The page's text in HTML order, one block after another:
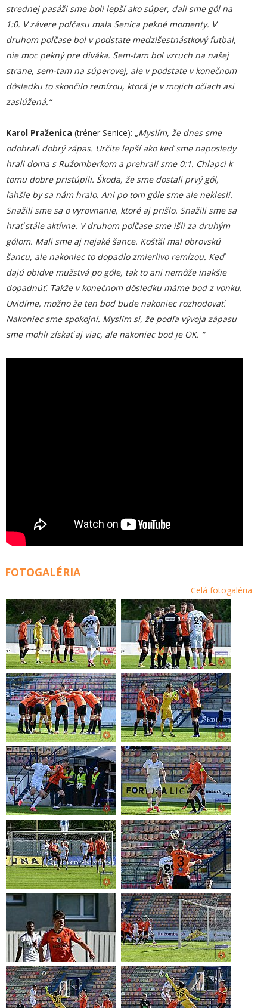
strednej pasáži sme boli lepší ako súper, dali sme gól na
1:0. V závere polčasu mala Senica pekné momenty. V
druhom polčase bol v podstate medzišestnástkový futbal,
nie moc pekný pre diváka. Sem-tam bol vzruch na našej
strane, sem-tam na súperovej, ale v podstate v konečnom
dôsledku to skončilo remízou, ktorá je v mojich očiach asi
zaslúžená.“
Karol Praženica (tréner Senice): „Myslím, že dnes sme
odohrali dobrý zápas. Určite lepší ako keď sme naposledy
hrali doma s Ružomberkom a prehrali sme 0:1. Chlapci k
tomu dobre pristúpili. Škoda, že sme dostali prvý gól,
ľahšie by sa nám hralo. Ani po tom góle sme ale neklesli.
Snažili sme sa o vyrovnanie, ktoré aj prišlo. Snažili sme sa
hrať stále aktívne. V druhom polčase sme išli za druhým
gólom. Mali sme aj nejaké šance. Košťál mal obrovskú
šancu, ale nakoniec to dopadlo zmierlivo remízou. Keď
dajú obidve mužstvá po góle, tak to ani nemôže inakšie
dopadnúť. Takže v konečnom dôsledku máme bod z vonku.
Uvidíme, možno že ten bod bude nakoniec rozhodovať.
Nakoniec sme spokojní. Myslím si, že podľa vývoja zápasu
sme mohli získať aj viac, ale nakoniec bod je OK. “
FOTOGALÉRIA
Celá fotogaléria